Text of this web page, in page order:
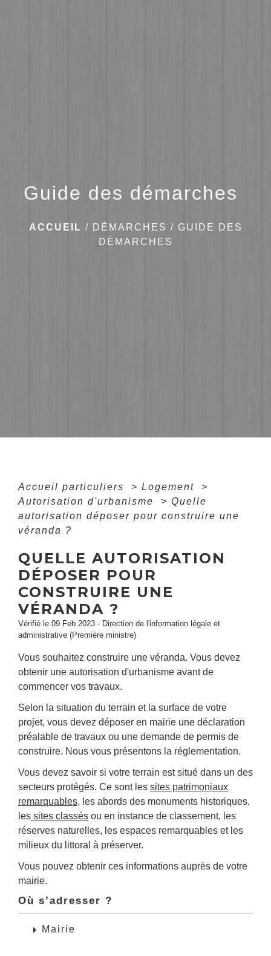
Guide des démarches
ACCUEIL / DÉMARCHES / GUIDE DES
DÉMARCHES
Accueil particuliers > Logement
>
Autorisation d'urbanisme
> Quelle
autorisation déposer pour construire une
véranda ?
QUELLE AUTORISATION
DÉPOSER POUR
CONSTRUIRE UNE
VÉRANDA ?
Vérifié le 09 Feb 2023 - Direction de l'information légale et
administrative (Première ministre)
Vous souhaitez construire une véranda. Vous devez
obtenir une autorisation d'urbanisme avant de
commencer vos travaux.
Selon la situation du terrain et la surface de votre
projet, vous devez déposer en mairie une déclaration
préalable de travaux ou une demande de permis de
construire. Nous vous présentons la réglementation.
Vous devez savoir si votre terrain est situé dans un des
secteurs protégés. Ce sont les sites patrimoniaux
remarquables, les abords des monuments historiques,
les sites classés ou en instance de classement, les
réserves naturelles, les espaces remarquables et les
milieux du littoral à préserver.
Vous pouvez obtenir ces informations auprès de votre
mairie.
Où s’adresser ?
arrow_right Mairie